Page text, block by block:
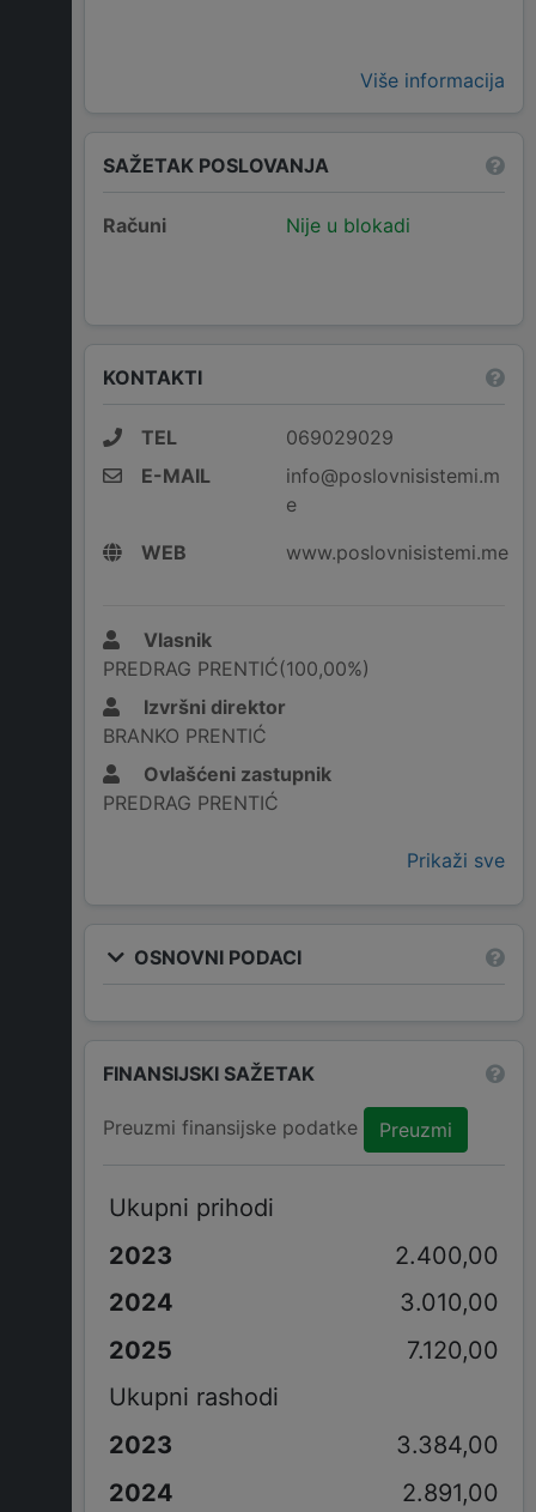
Više informacija
SAŽETAK POSLOVANJA
Računi Nije u blokadi
KONTAKTI
TEL
069029029
E-MAIL
info@poslovnisistemi.m
e
WEB
www.poslovnisistemi.me
Vlasnik
PREDRAG PRENTIĆ(100,00%)
Izvršni direktor
BRANKO PRENTIĆ
Ovlašćeni zastupnik
PREDRAG PRENTIĆ
Prikaži sve
OSNOVNI PODACI
FINANSIJSKI SAŽETAK
Preuzmi finansijske podatke Preuzmi
Ukupni prihodi
2.400,00
3.010,00
7.120,00
Ukupni rashodi
3.384,00
2.891,00